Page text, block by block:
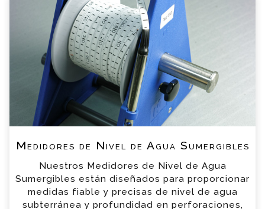
Medidores de Nivel de Agua Sumergibles
Nuestros Medidores de Nivel de Agua
Sumergibles están diseñados para proporcionar
medidas fiable y precisas de nivel de agua
subterránea y profundidad en perforaciones,
Consulta
Por favor completa el formulario, un miembro
de nuestro equipo contactara contigo en
breve
Empresa
*